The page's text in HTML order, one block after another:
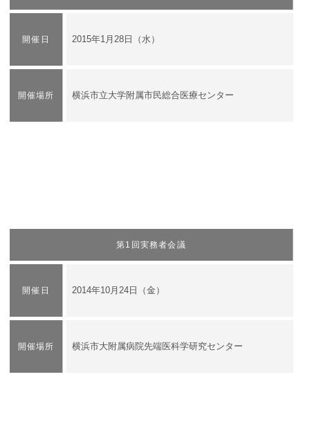
開催日 2015年1月28日（水）
開催場所 横浜市立大学附属市民総合医療センター
第1回実務者会議
開催日 2014年10月24日（金）
開催場所 ​横浜市大附属病院先端医科学研究センター